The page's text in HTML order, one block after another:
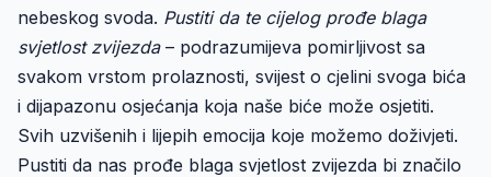
nebeskog svoda. Pustiti da te cijelog prođe blaga
svjetlost zvijezda– podrazumijeva pomirljivost sa
svakom vrstom prolaznosti, svijest o cjelini svoga bića
i dijapazonu osjećanja koja naše biće može osjetiti.
Svih uzvišenih i lijepih emocija koje možemo doživjeti.
Pustiti da nas prođe blaga svjetlost zvijezda bi značilo